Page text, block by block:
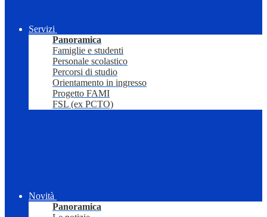
Servizi
Panoramica
Famiglie e studenti
Personale scolastico
Percorsi di studio
Orientamento in ingresso
Progetto FAMI
FSL (ex PCTO)
Novità
Panoramica